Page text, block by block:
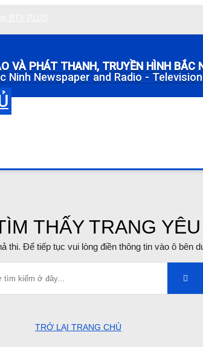
VÀ PHÁT THANH, TRUYỀN HÌNH BẮC
Ninh Newspaper and Radio - Television
THẤY TRANG
thi. Để tiếp tục vui lòng điền thông tin vào ô bên
TRỞ LẠI TRANG CHỦ